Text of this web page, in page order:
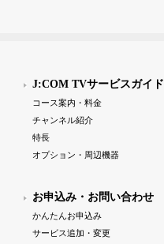
J:COM TVサービスガイド
コース案内・料金
チャンネル紹介
特長
オプション・周辺機器
お申込み・お問い合わせ
かんたんお申込み
サービス追加・変更